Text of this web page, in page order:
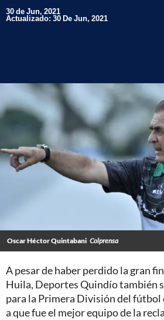
30 de Jun, 2021
Actualizado: 30 De Jun, 2021
Oscar Héctor Quintabani Colprensa
A pesar de haber perdido la gran
Huila, Deportes Quindío también
para la Primera División del fútbol
a que fue el mejor equipo de la